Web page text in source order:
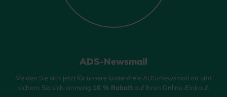
ADS-Newsmail
Melden Sie sich jetzt für unsere kostenfreie ADS-Newsmail an und
sichern Sie sich einmalig 10 % Rabattauf Ihren Online-Einkauf.